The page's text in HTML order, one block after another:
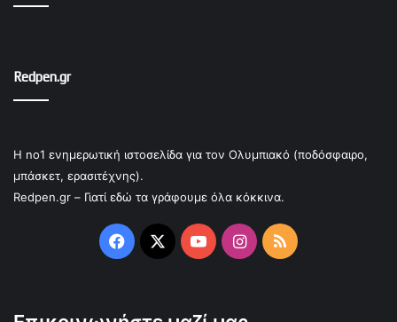
Redpen.gr
Η no1 ενημερωτική ιστοσελίδα για τον Ολυμπιακό (ποδόσφαιρο,
μπάσκετ, ερασιτέχνης).
Redpen.gr – Γιατί εδώ τα γράφουμε όλα κόκκινα.
Facebook
X YouTubeInstagram
RSS